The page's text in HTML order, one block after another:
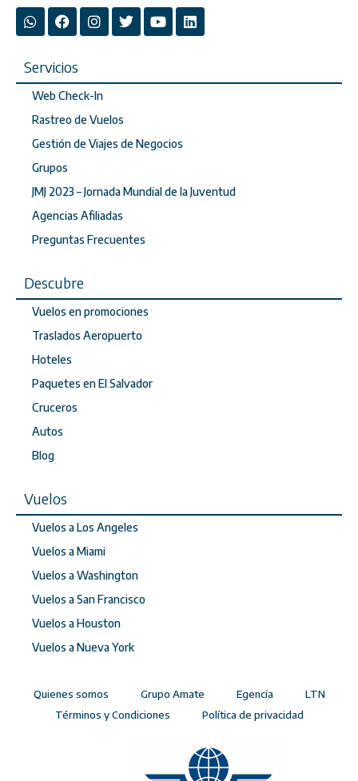
Servicios
Web Check-In
Rastreo de Vuelos
Gestión de Viajes de Negocios
Grupos
JMJ 2023 – Jornada Mundial de la Juventud
Agencias Afiliadas
Preguntas Frecuentes
Descubre
Vuelos en promociones
Traslados Aeropuerto
Hoteles
Paquetes en El Salvador
Cruceros
Autos
Blog
Vuelos
Vuelos a Los Angeles
Vuelos a Miami
Vuelos a Washington
Vuelos a San Francisco
Vuelos a Houston
Vuelos a Nueva York
Quienes somos Grupo Amate Egencia
LTN
Términos y Condiciones
Política de privacidad